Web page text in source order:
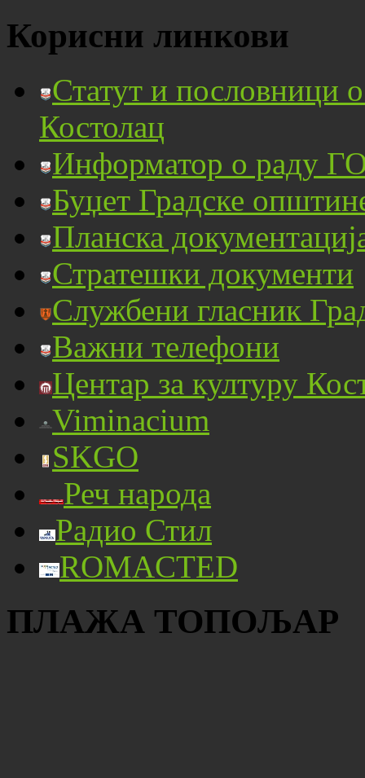
Корисни линкови
Статут и пословници
Костолац
Информатор о раду
Буџет Градске
Планска
Стратешки документи
Службени гласник
Важни телефони
Центар за културу
Viminacium
SKGO
Реч народа
Радио Стил
ROMACTED
ПЛАЖА ТОПОЉАР